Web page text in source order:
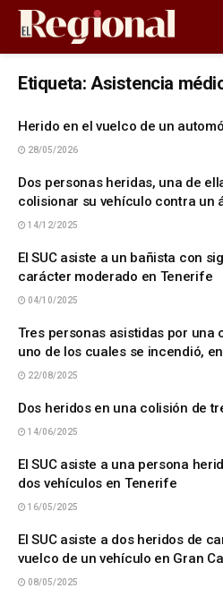
Etiqueta: Asistencia
Herido en el vuelco de un
28/05/2026
Dos personas heridas, una de
colisionar su vehículo contra un
14/12/2025
El SUC asiste a un bañista con
carácter moderado en Tenerife
04/10/2025
Tres personas asistidas por una
uno de los cuales se incendió,
22/08/2025
Dos heridos en una colisión de
14/06/2025
El SUC asiste a una persona
dos vehículos en Tenerife
16/05/2025
El SUC asiste a dos heridos de
vuelco de un vehículo en Gran
08/05/2025